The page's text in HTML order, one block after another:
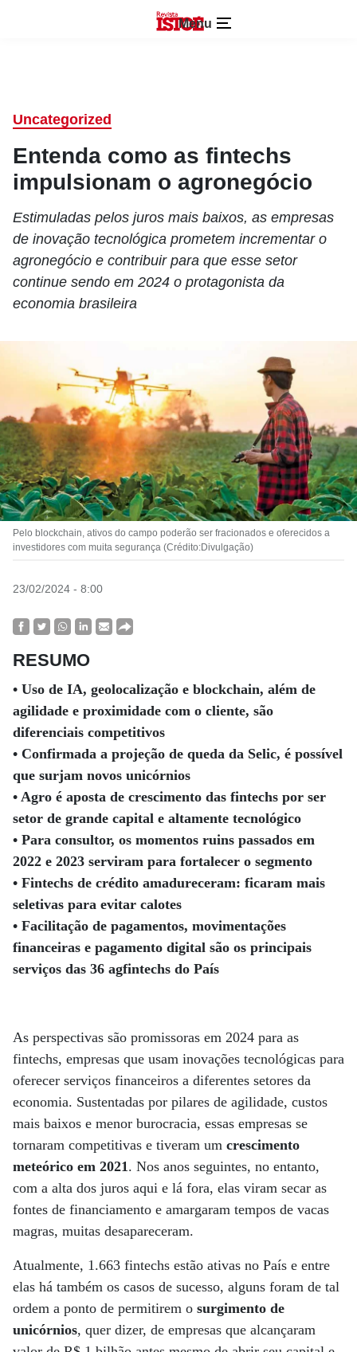
Menu
Uncategorized
Entenda como as fintechs
impulsionam o agronegócio
Estimuladas pelos juros mais baixos, as empresas
de inovação tecnológica prometem incrementar o
agronegócio e contribuir para que esse setor
continue sendo em 2024 o protagonista da
economia brasileira
Pelo blockchain, ativos do campo poderão ser fracionados e oferecidos a
investidores com muita segurança (Crédito:Divulgação)
23/02/2024 - 8:00
RESUMO
• Uso de IA, geolocalização e blockchain, além de
agilidade e proximidade com o cliente, são
diferenciais competitivos
• Confirmada a projeção de queda da Selic, é possível
que surjam novos unicórnios
• Agro é aposta de crescimento das fintechs por ser
setor de grande capital e altamente tecnológico
• Para consultor, os momentos ruins passados em
2022 e 2023 serviram para fortalecer o segmento
• Fintechs de crédito amadureceram: ficaram mais
seletivas para evitar calotes
• Facilitação de pagamentos, movimentações
financeiras e pagamento digital são os principais
serviços das 36 agfintechs do País
As perspectivas são promissoras em 2024 para as
fintechs, empresas que usam inovações tecnológicas para
oferecer serviços financeiros a diferentes setores da
economia. Sustentadas por pilares de agilidade, custos
mais baixos e menor burocracia, essas empresas se
tornaram competitivas e tiveram um crescimento
meteórico em 2021. Nos anos seguintes, no entanto,
com a alta dos juros aqui e lá fora, elas viram secar as
fontes de financiamento e amargaram tempos de vacas
magras, muitas desapareceram.
Atualmente, 1.663 fintechs estão ativas no País e entre
elas há também os casos de sucesso, alguns foram de tal
ordem a ponto de permitirem o surgimento de
unicórnios, quer dizer, de empresas que alcançaram